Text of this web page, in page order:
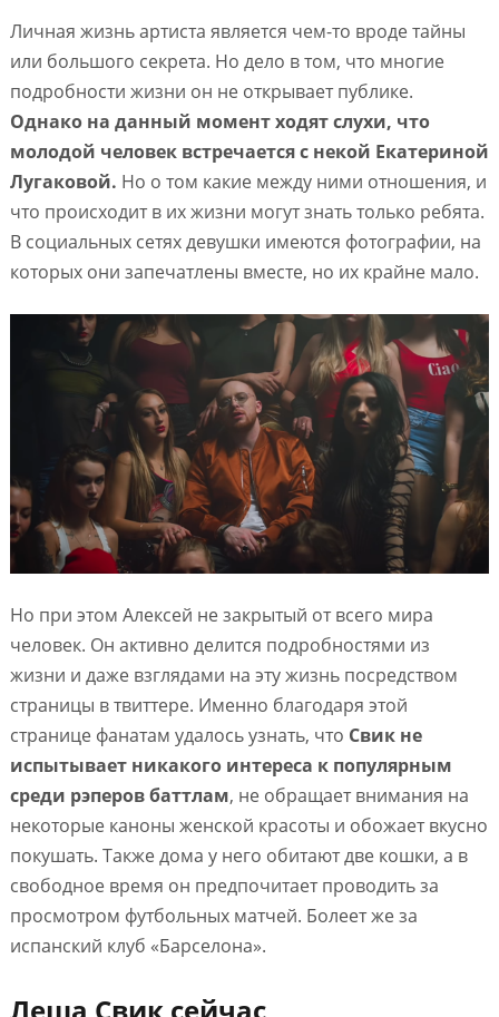
Личная жизнь артиста является чем-то вроде тайны
или большого секрета. Но дело в том, что многие
подробности жизни он не открывает публике.
Однако на данный момент ходят слухи, что
молодой человек встречается с некой Екатериной
Лугаковой. Но о том какие между ними отношения, и
что происходит в их жизни могут знать только ребята.
В социальных сетях девушки имеются фотографии, на
которых они запечатлены вместе, но их крайне мало.
Но при этом Алексей не закрытый от всего мира
человек. Он активно делится подробностями из
жизни и даже взглядами на эту жизнь посредством
страницы в твиттере. Именно благодаря этой
странице фанатам удалось узнать, что Свик не
испытывает никакого интереса к популярным
среди рэперов баттлам, не обращает внимания на
некоторые каноны женской красоты и обожает вкусно
покушать. Также дома у него обитают две кошки, а в
свободное время он предпочитает проводить за
просмотром футбольных матчей. Болеет же за
испанский клуб «Барселона».